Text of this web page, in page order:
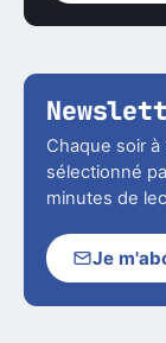
Chaque soir
sélectionné
minutes de
Je